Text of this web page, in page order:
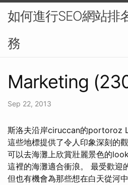
如何進行SEO網站排
務
Marketing
Sep 22, 2013
斯洛夫沿岸ciruccan的portoroz
這些地標提供了令人印象深刻的
可以去海灘上欣賞壯麗景色的
這裡的海灘適合衝浪。 最受歡迎
但也有機會為那些想在白天從河